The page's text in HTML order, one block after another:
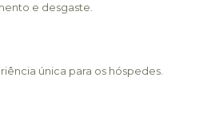
e desgaste.
única para os hóspedes.